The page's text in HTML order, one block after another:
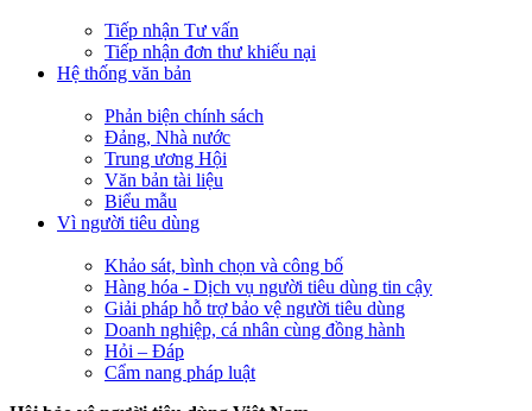
Tiếp nhận Tư vấn
Tiếp nhận đơn thư khiếu nại
Hệ thống văn bản
Phản biện chính sách
Đảng, Nhà nước
Trung ương Hội
Văn bản tài liệu
Biểu mẫu
Vì người tiêu dùng
Khảo sát, bình chọn và công bố
Hàng hóa - Dịch vụ người tiêu dùng tin cậy
Giải pháp hỗ trợ bảo vệ người tiêu dùng
Doanh nghiệp, cá nhân cùng đồng hành
Hỏi – Đáp
Cẩm nang pháp luật